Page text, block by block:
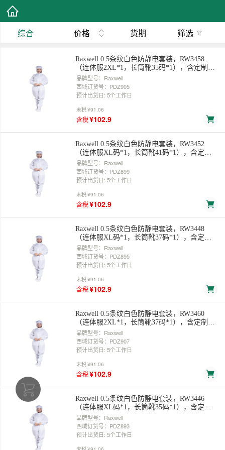
综合 价格 货期 筛选
Raxwell 0.5条纹白色防静电套装，RW3458
（连体服2XL*1，长筒靴35码*1），含定制
logo 售卖规格：1套
品牌型号：Raxwell
西域订货号：PDZ905
预计出货日: 5个工作日
未税¥91.06
含税¥102.9
Raxwell 0.5条纹白色防静电套装，RW3452
（连体服XL码*1，长筒靴41码*1），含定制
logo 售卖规格：1套
品牌型号：Raxwell
西域订货号：PDZ899
预计出货日: 5个工作日
未税¥91.06
含税¥102.9
Raxwell 0.5条纹白色防静电套装，RW3448
（连体服XL码*1，长筒靴37码*1），含定制
logo 售卖规格：1套
品牌型号：Raxwell
西域订货号：PDZ895
预计出货日: 5个工作日
未税¥91.06
含税¥102.9
Raxwell 0.5条纹白色防静电套装，RW3460
（连体服2XL*1，长筒靴37码*1），含定制
logo 售卖规格：1套
品牌型号：Raxwell
西域订货号：PDZ907
预计出货日: 5个工作日
未税¥91.06
含税¥102.9
Raxwell 0.5条纹白色防静电套装，RW3446
（连体服XL码*1，长筒靴35码*1），含定制
logo 售卖规格：1套
品牌型号：Raxwell
西域订货号：PDZ893
预计出货日: 5个工作日